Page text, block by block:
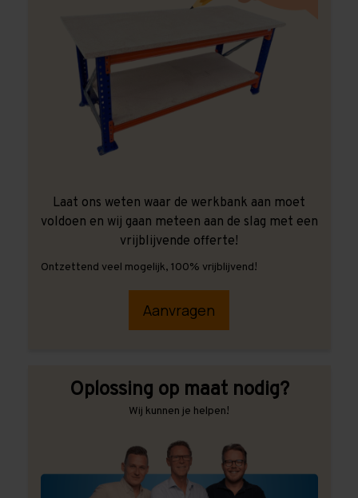
Laat ons weten waar de werkbank aan moet
voldoen en wij gaan meteen aan de slag met een
vrijblijvende offerte!
Ontzettend veel mogelijk, 100% vrijblijvend!
Aanvragen
Oplossing op maat nodig?
Wij kunnen je helpen!